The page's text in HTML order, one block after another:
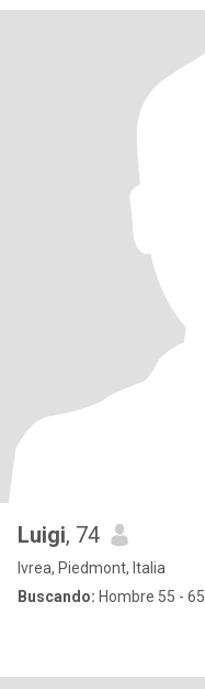
Luigi, 74
Ivrea, Piedmont, Italia
Buscando: Hombre 55 - 65